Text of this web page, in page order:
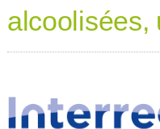
alcoolisées,